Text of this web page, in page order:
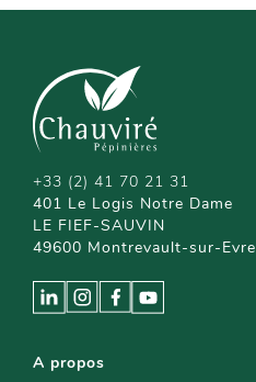
+33 (2) 41 70 21 31
401 Le Logis Notre Dame
LE FIEF-SAUVIN
49600 Montrevault-sur-Evre
A propos